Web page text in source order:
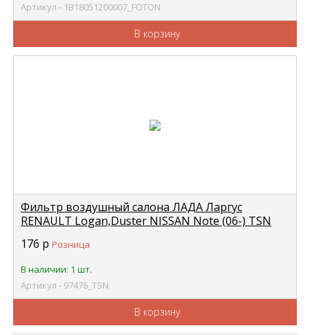
Артикул - 1В18051200007_FOTON
В корзину
Фильтр воздушный салона ЛАДА Ларгус
RENAULT Logan,Duster NISSAN Note (06-) TSN
176 р Розница
В наличии: 1 шт.
Артикул - 97476_TSN
В корзину